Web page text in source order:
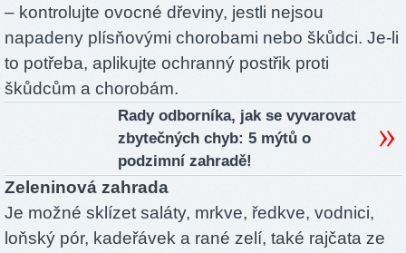
– kontrolujte ovocné dřeviny, jestli nejsou
napadeny plísňovými chorobami nebo škůdci. Je-li
to potřeba, aplikujte ochranný postřik proti
škůdcům a chorobám.
Rady odborníka, jak se vyvarovat
zbytečných chyb: 5 mýtů o
podzimní zahradě!
Zeleninová zahrada
Je možné sklízet saláty, mrkve, ředkve, vodnici,
loňský pór, kadeřávek a rané zelí, také rajčata ze